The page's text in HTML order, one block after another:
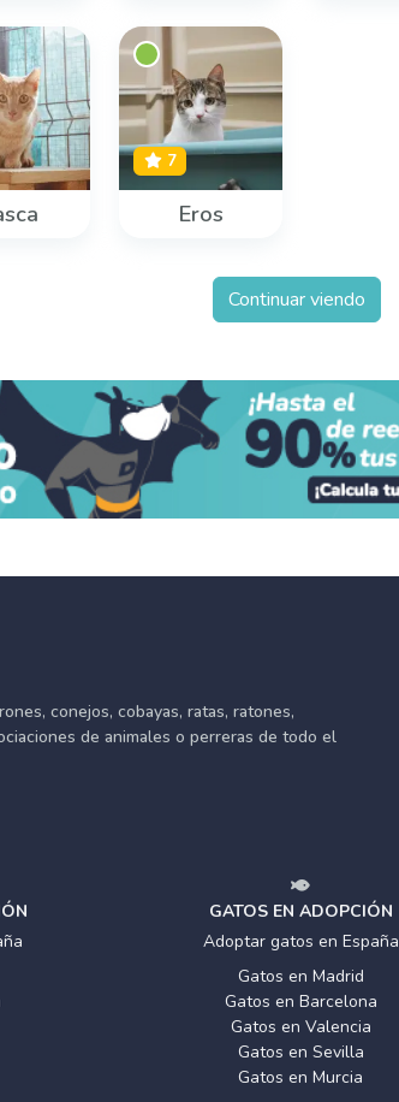
7
Eros
Continuar viendo
conejos, cobayas, ratas, ratones,
de animales o perreras de todo el
GATOS EN ADOPCIÓN
Adoptar gatos en España
Gatos en Madrid
Gatos en Barcelona
Gatos en Valencia
Gatos en Sevilla
Gatos en Murcia